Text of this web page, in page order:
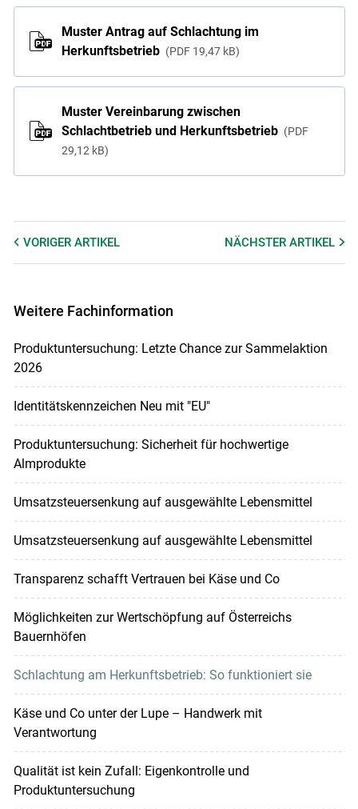
Muster Antrag auf Schlachtung im
Herkunftsbetrieb
PDF 19,47 kB
Muster Vereinbarung zwischen
Schlachtbetrieb und Herkunftsbetrieb
PDF
29,12 kB
VORIGER ARTIKEL NÄCHSTERARTIKEL
Weitere Fachinformation
Produktuntersuchung: Letzte Chance zur Sammelaktion
2026
Identitätskennzeichen Neu mit "EU"
Produktuntersuchung: Sicherheit für hochwertige
Almprodukte
Umsatzsteuersenkung auf ausgewählte Lebensmittel
Umsatzsteuersenkung auf ausgewählte Lebensmittel
Transparenz schafft Vertrauen bei Käse und Co
Möglichkeiten zur Wertschöpfung auf Österreichs
Bauernhöfen
Schlachtung am Herkunftsbetrieb: So funktioniert sie
Käse und Co unter der Lupe – Handwerk mit
Verantwortung
Qualität ist kein Zufall: Eigenkontrolle und
Produktuntersuchung